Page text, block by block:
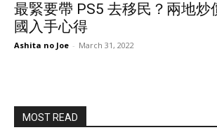
最緊要帶 PS5 去移民？兩地炒
國入手心得
Ashita no Joe - March 31, 2022
MOST READ